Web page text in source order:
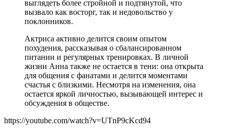
выглядеть более стройной и подтянутой, что
вызвало как восторг, так и недовольство у
поклонников.
Актриса активно делится своим опытом
похудения, рассказывая о сбалансированном
питании и регулярных тренировках. В личной
жизни Анна также не остается в тени: она открыта
для общения с фанатами и делится моментами
счастья с близкими. Несмотря на изменения, она
остается яркой личностью, вызывающей интерес и
обсуждения в обществе.
https://youtube.com/watch?v=UTnP9cKcd94